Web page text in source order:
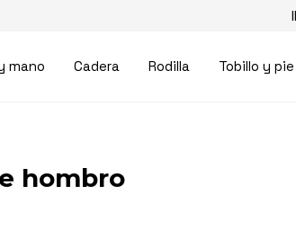
mano Cadera Rodilla Tobillo y pie
hombro